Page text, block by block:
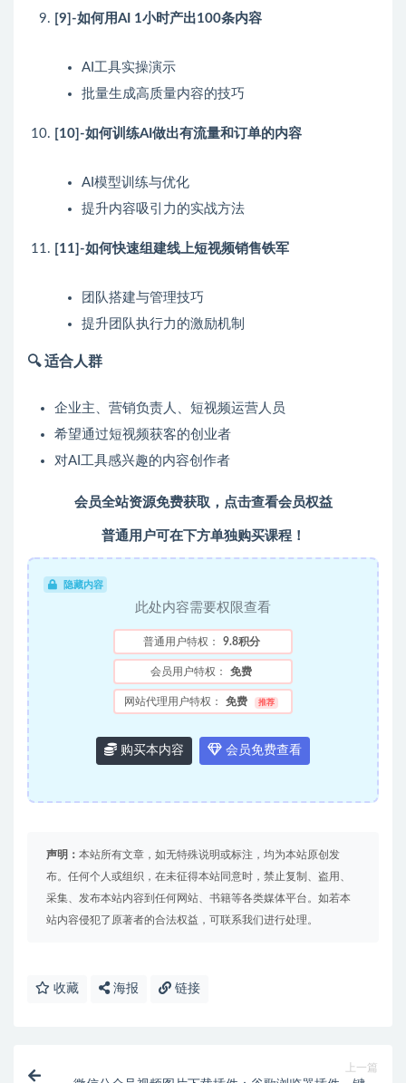
[9]-如何用AI 1小时产出100条内容
AI工具实操演示
批量生成高质量内容的技巧
[10]-如何训练AI做出有流量和订单的内容
AI模型训练与优化
提升内容吸引力的实战方法
[11]-如何快速组建线上短视频销售铁军
团队搭建与管理技巧
提升团队执行力的激励机制
🔍 适合人群
企业主、营销负责人、短视频运营人员
希望通过短视频获客的创业者
对AI工具感兴趣的内容创作者
会员全站资源免费获取，点击查看会员权益
普通用户可在下方单独购买课程！
隐藏内容
此处内容需要权限查看
普通用户特权： 9.8积分
会员用户特权： 免费
网站代理用户特权： 免费 推荐
购买本内容 会员免费查看
声明： 本站所有文章，如无特殊说明或标注，均为本站原创发
布。任何个人或组织，在未征得本站同意时，禁止复制、盗用、
采集、发布本站内容到任何网站、书籍等各类媒体平台。如若本
站内容侵犯了原著者的合法权益，可联系我们进行处理。
收藏 海报 链接
上一篇